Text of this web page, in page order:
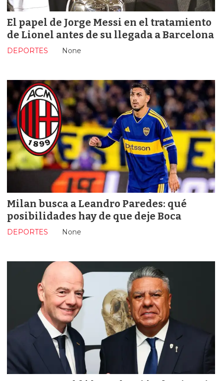
El papel de Jorge Messi en el tratamiento
de Lionel antes de su llegada a Barcelona
None
DEPORTES
Milan busca a Leandro Paredes: qué
posibilidades hay de que deje Boca
None
DEPORTES